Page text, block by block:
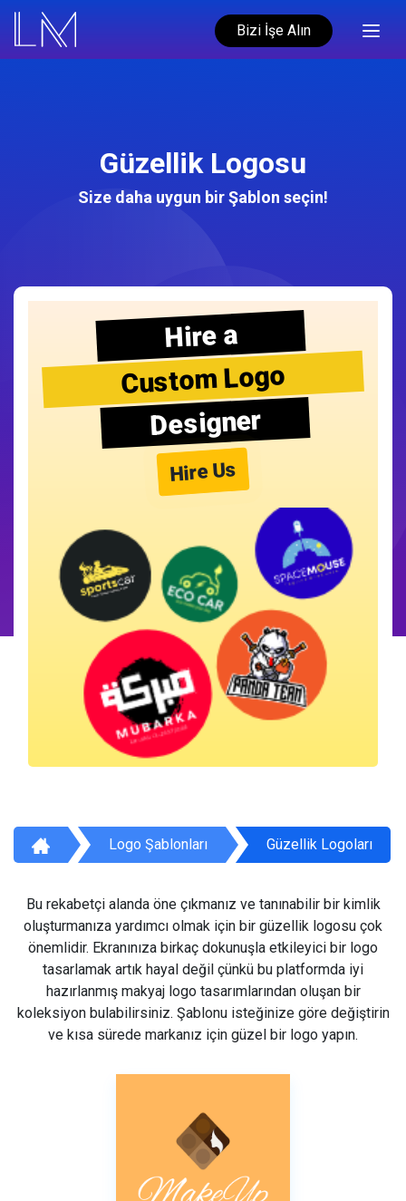
Bizi İşe Alın
Güzellik Logosu
Size daha uygun bir Şablon seçin!
Hire a
Custom Logo
Designer
Hire Us
Logo Şablonları Güzellik Logoları
Bu rekabetçi alanda öne çıkmanız ve tanınabilir bir kimlik
oluşturmanıza yardımcı olmak için bir güzellik logosu çok
önemlidir. Ekranınıza birkaç dokunuşla etkileyici bir logo
tasarlamak artık hayal değil çünkü bu platformda iyi
hazırlanmış makyaj logo tasarımlarından oluşan bir
koleksiyon bulabilirsiniz. Şablonu isteğinize göre değiştirin
ve kısa sürede markanız için güzel bir logo yapın.